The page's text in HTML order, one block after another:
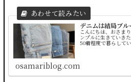
デニムは結局ブ
こんにちは、おさま
ンプルに生きていき
50着程度で暮らして
osamariblog.com